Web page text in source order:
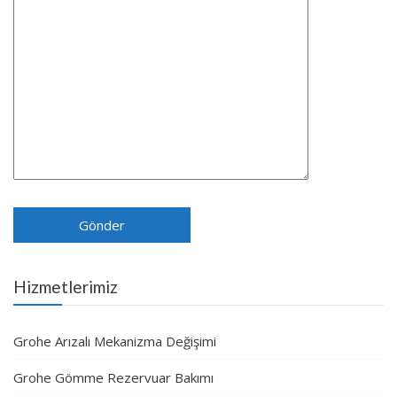
Hizmetlerimiz
Grohe Arızalı Mekanizma Değişimi
Grohe Gömme Rezervuar Bakımı